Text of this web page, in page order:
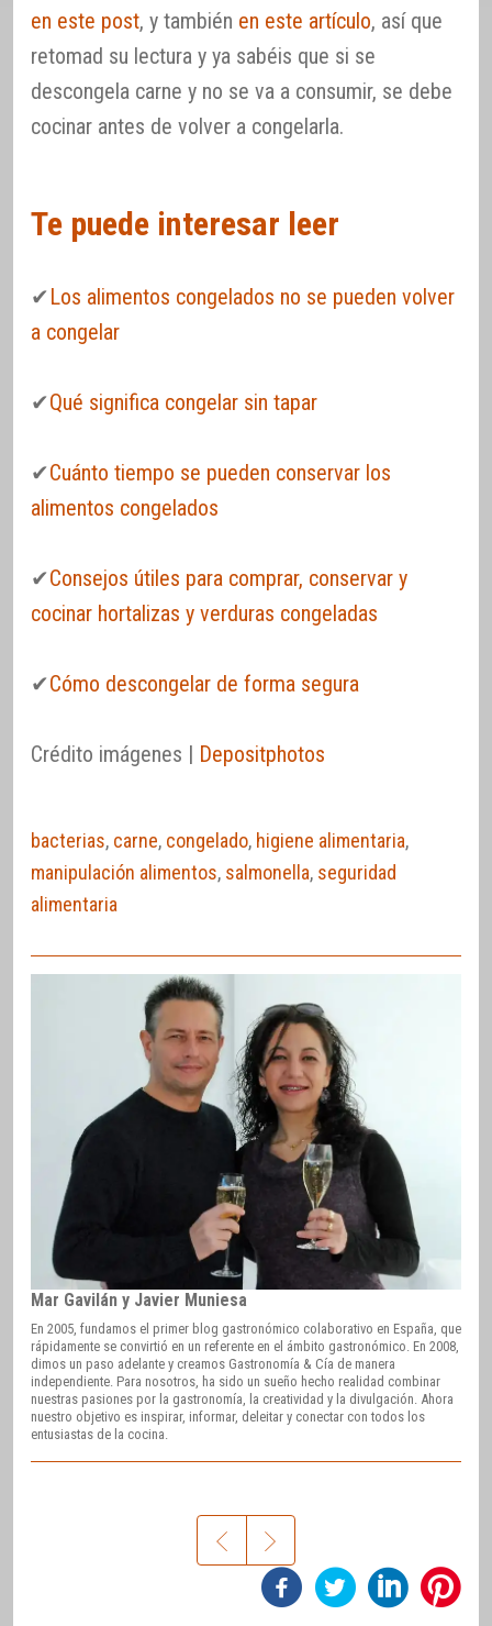
en este post, y también en este artículo, así que
retomad su lectura y ya sabéis que si se
descongela carne y no se va a consumir, se debe
cocinar antes de volver a congelarla.
Te puede interesar leer
✔Los alimentos congelados no se pueden volver
a congelar
✔Qué significa congelar sin tapar
✔Cuánto tiempo se pueden conservar los
alimentos congelados
✔Consejos útiles para comprar, conservar y
cocinar hortalizas y verduras congeladas
✔Cómo descongelar de forma segura
Crédito imágenes | Depositphotos
bacterias, carne, congelado, higiene alimentaria,
manipulación alimentos, salmonella, seguridad
alimentaria
Mar Gavilán y Javier Muniesa
En 2005, fundamos el primer blog gastronómico colaborativo en España, que
rápidamente se convirtió en un referente en el ámbito gastronómico. En 2008,
dimos un paso adelante y creamos Gastronomía & Cía de manera
independiente. Para nosotros, ha sido un sueño hecho realidad combinar
nuestras pasiones por la gastronomía, la creatividad y la divulgación. Ahora
nuestro objetivo es inspirar, informar, deleitar y conectar con todos los
entusiastas de la cocina.